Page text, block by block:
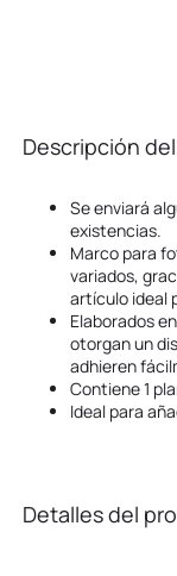
Descripción
Se enviará
existencias.
Marco para
variados,
artículo ideal
Elaborados
otorgan un
adhieren
Contiene 1
Ideal para
Detalles del